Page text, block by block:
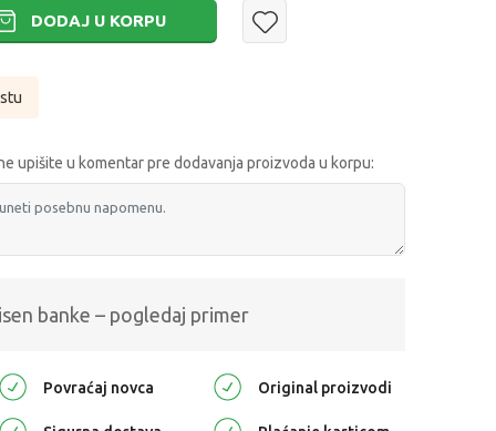
DODAJ U KORPU
upišite u komentar pre dodavanja proizvoda u korpu:
banke – pogledaj primer
Povraćaj novca Original proizvodi